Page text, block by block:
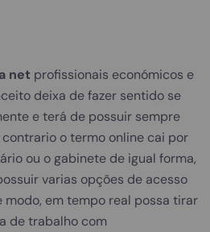
net profissionais económicos e
deixa de fazer sentido se
e terá de possuir sempre
o termo online cai por
ou o gabinete de igual forma,
varias opções de acesso
modo, em tempo real possa tirar
de trabalho com